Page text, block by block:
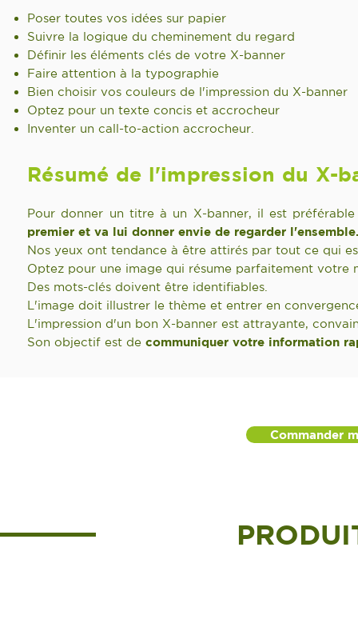
Poser toutes vos idées sur papier
Suivre la logique du cheminement du regard
Définir les éléments clés de votre X-banner
Faire attention à la typographie
Bien choisir vos couleurs de l'impression du X-banner
Optez pour un texte concis et accrocheur
Inventer un call-to-action accrocheur.
Résumé de l'impression du X-
Pour donner un titre à un X-banner, il est
premier et va lui donner envie de regarder l'ensemble.
Nos yeux ont tendance à être attirés par tout ce qui
Optez pour une image qui résume parfaitement votre
Des mots-clés doivent être identifiables.
L'image doit illustrer le thème et entrer en
L'impression d'un bon X-banner est attrayante,
Son objectif est de communiquer votre information
Commander